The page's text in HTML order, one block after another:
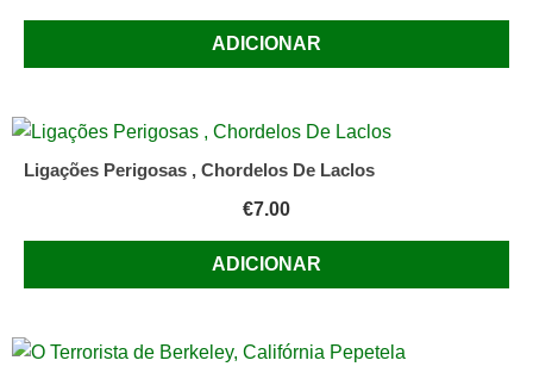
João
Teresa
Ereira
Vera
ADICIONAR
Ligações Perigosas , Chordelos De Laclos
€7.00
ADICIONAR